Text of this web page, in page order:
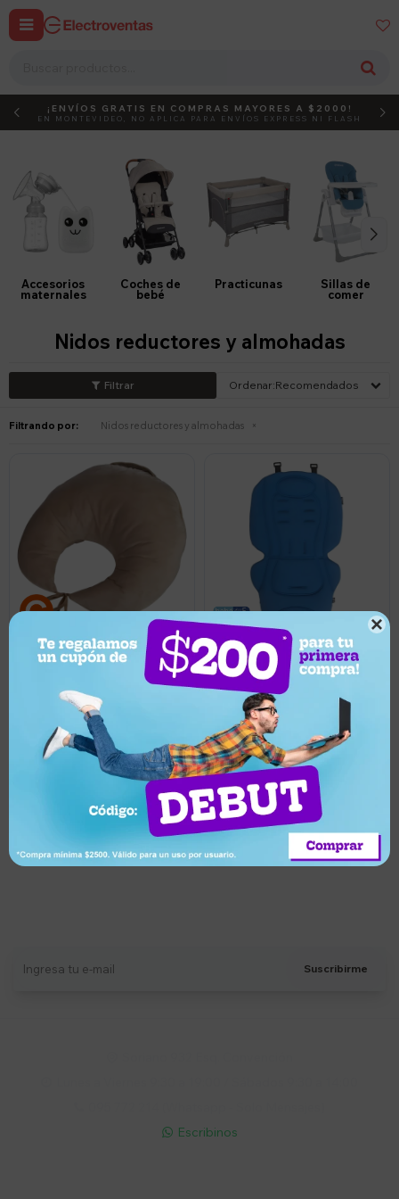

 
DEBUT ACTIVÁ EL CÓDIGO
¡ENVÍOS GRATIS EN COMPRAS MAYORES A $2000!
EN MONTEVIDEO, NO APLICA PARA ENVÍOS EXPRESS NI FLASH
Accesorios
maternales
Coches de
bebé
Practicunas Sillas de
comer
Nidos reductores y almohadas
Recomendados
Filtrando por: Nidos reductores y almohadas
930 5
UYU840
Almohadón De Amamantar
Carestino - Beige
UYU 660
UYU 680
Protector colchoneta
Bebédue con espuma
memoria - Azul
Llega hoy
Suscribirme
 Escribinos